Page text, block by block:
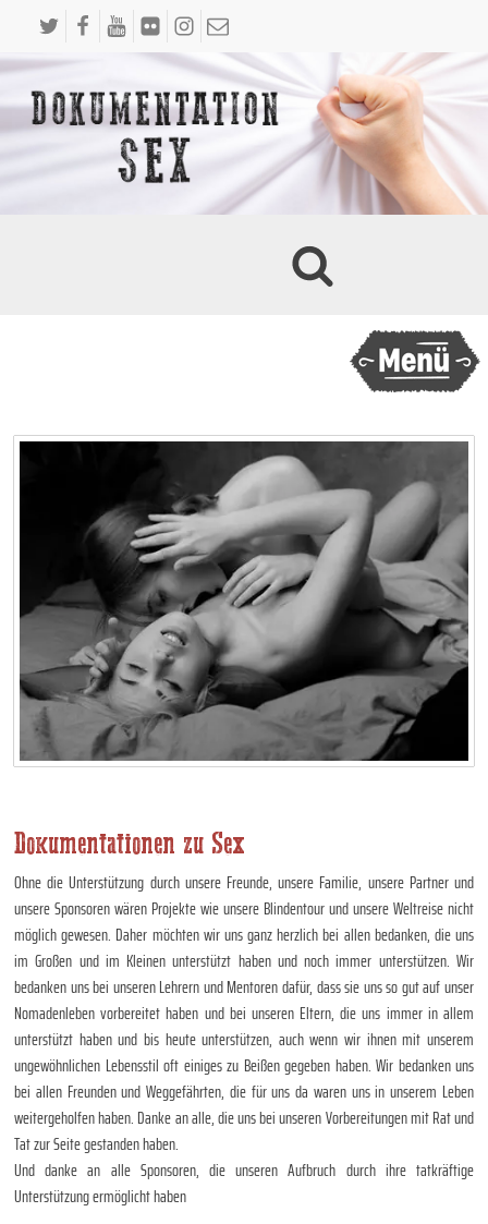
Dokumentationen zu Sex
Ohne die Unterstützung durch unsere Freunde, unsere Familie, unsere Partner und
unsere Sponsoren wären Projekte wie unsere Blindentour und unsere Weltreise nicht
möglich gewesen. Daher möchten wir uns ganz herzlich bei allen bedanken, die uns
im Großen und im Kleinen unterstützt haben und noch immer unterstützen. Wir
bedanken uns bei unseren Lehrern und Mentoren dafür, dass sie uns so gut auf unser
Nomadenleben vorbereitet haben und bei unseren Eltern, die uns immer in allem
unterstützt haben und bis heute unterstützen, auch wenn wir ihnen mit unserem
ungewöhnlichen Lebensstil oft einiges zu Beißen gegeben haben. Wir bedanken uns
bei allen Freunden und Weggefährten, die für uns da waren uns in unserem Leben
weitergeholfen haben. Danke an alle, die uns bei unseren Vorbereitungen mit Rat und
Tat zur Seite gestanden haben.
Und danke an alle Sponsoren, die unseren Aufbruch durch ihre tatkräftige
Unterstützung ermöglicht haben